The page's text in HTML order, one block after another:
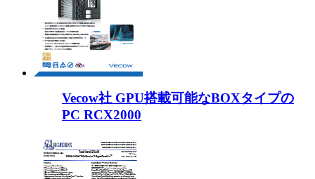
Vecow社 GPU搭載可能なBOXタイプの
PC RCX2000